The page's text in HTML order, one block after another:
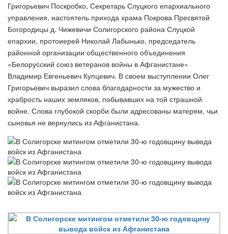
Григорьевич Поскробко, Секретарь Слуцкого епархиального
управления, настоятель прихода храма Покрова Пресвятой
Богородицы д. Чижевичи Солигорского района Слуцкой
епархии, протоиерей Николай Лабынько, председатель
районной организации общественного объединения
«Белорусский союз ветеранов войны в Афганистане»
Владимир Евгеньевич Купцевич. В своем выступлении Олег
Григорьевич выразил слова благодарности за мужество и
храбрость наших земляков, побывавших на той страшной
войне. Слова глубокой скорби были адресованы матерям, чьи
сыновья не вернулись из Афганистана.